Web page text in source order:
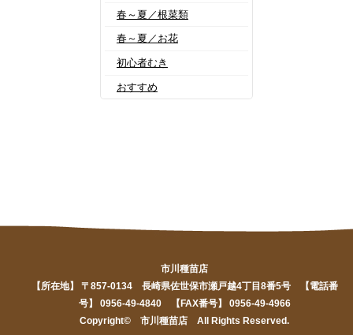
春～夏／根菜類
春～夏／お花
初心者むき
おすすめ
市川種苗店
【所在地】 〒857-0134 長崎県佐世保市瀬戸越4丁目8番5号 【電話番
号】 0956-49-4840 【FAX番号】 0956-49-4966
Copyright© 市川種苗店 All Rights Reserved.